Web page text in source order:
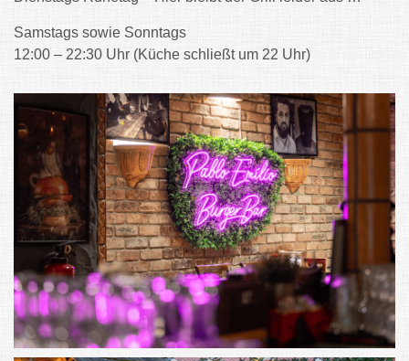
Samstags sowie Sonntags
12:00 – 22:30 Uhr (Küche schließt um 22 Uhr)